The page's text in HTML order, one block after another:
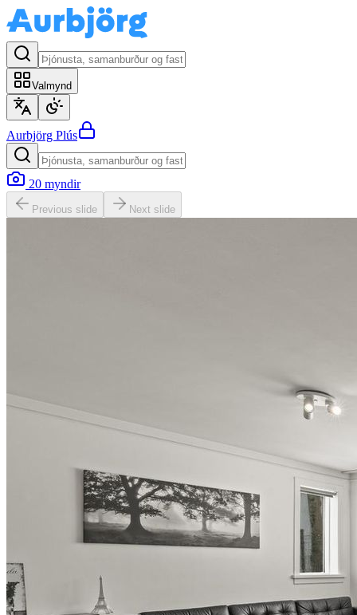
Valmynd
Aurbjörg Plús
20 myndir
Previous slide Next slide